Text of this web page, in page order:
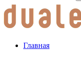
Главная